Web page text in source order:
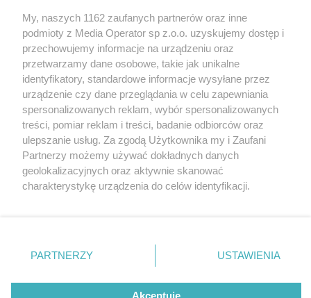
5 / 0
Wydawca mediów lokalnych
Nie zapomnij
zapoznać się z:
polityką prywatności regulamin korzystania z portali
Twojemiasto
Piekary Śląskie
Chorzów
Tarnowskie Góry
Gliwice
Skontakuj sięz nami
Kontakt
Wydawca
Redakcja
My, naszych 1162 zaufanych partnerów oraz inne
podmioty z Media Operator sp z.o.o. uzyskujemy dostęp i
przechowujemy informacje na urządzeniu oraz
przetwarzamy dane osobowe, takie jak unikalne
identyfikatory, standardowe informacje wysyłane przez
urządzenie czy dane przeglądania w celu zapewniania
spersonalizowanych reklam, wybór spersonalizowanych
treści, pomiar reklam i treści, badanie odbiorców oraz
ulepszanie usług. Za zgodą Użytkownika my i Zaufani
Partnerzy możemy używać dokładnych danych
geolokalizacyjnych oraz aktywnie skanować
charakterystykę urządzenia do celów identyfikacji.
zmienić/wycofać klikając przycisk ustawień prywatności
znajdujący się w lewym dolnym rogu strony
rodzaje przetwarzania danych nie wymagają zgody
użytkownika, ale masz prawo sprzeciwić się takiemu
PARTNERZY USTAWIENIA
Akceptuję